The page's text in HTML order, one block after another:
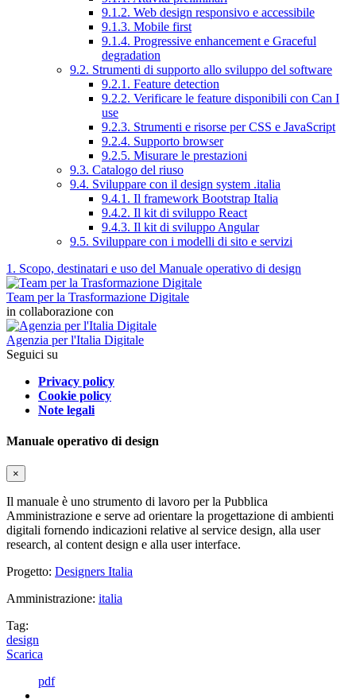
9.1.2. Web design responsivo e accessibile
9.1.3. Mobile first
9.1.4. Progressive enhancement e Graceful
degradation
9.2. Strumenti di supporto allo sviluppo del software
9.2.1. Feature detection
9.2.2. Verificare le feature disponibili con Can I
use
9.2.3. Strumenti e risorse per CSS e JavaScript
9.2.4. Supporto browser
9.2.5. Misurare le prestazioni
9.3. Catalogo del riuso
9.4. Sviluppare con il design system .italia
9.4.1. Il framework Bootstrap Italia
9.4.2. Il kit di sviluppo React
9.4.3. Il kit di sviluppo Angular
9.5. Sviluppare con i modelli di sito e servizi
1. Scopo, destinatari e uso del Manuale operativo di design
Team per la Trasformazione Digitale
in collaborazione con
Agenzia per l'Italia Digitale
Seguici su
Privacy policy
Cookie policy
Note legali
Manuale operativo di design
×
Il manuale è uno strumento di lavoro per la Pubblica
Amministrazione e serve ad orientare la progettazione di ambienti
digitali fornendo indicazioni relative al service design, alla user
research, al content design e alla user interface.
Progetto: Designers Italia
Amministrazione: italia
Tag:
design
Scarica
pdf